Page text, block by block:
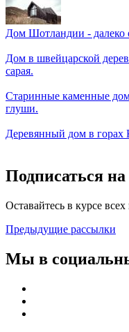
Дом Шотландии - далеко
Дом в швейцарской
сарая.
Старинные каменные
глуши.
Деревянный дом в горах
Подписаться
Оставайтесь в курсе
Предыдущие рассылки
Мы в